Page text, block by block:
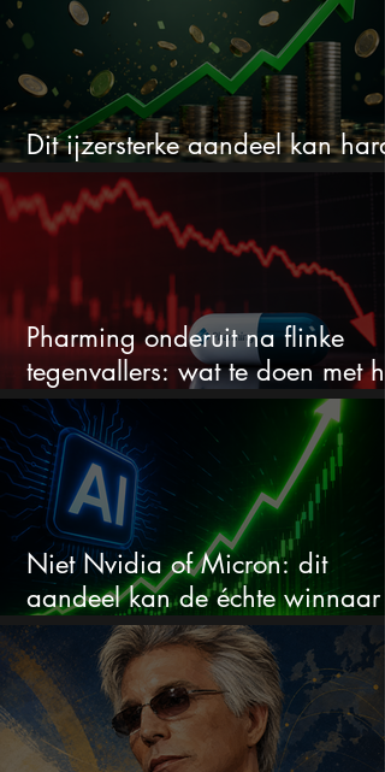
Dit ijzersterke aandeel kan hard
stijgen maar bijna niemand kijkt
Pharming onderuit na flinke
tegenvallers: wat te doen met
aandeel?
Niet Nvidia of Micron: dit
aandeel kan de échte winnaar
van de AI-race worden